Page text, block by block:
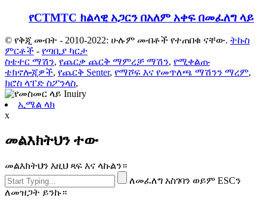
የCTMTC ክልላዊ አጋርን በአለም አቀፍ በመፈለግ ላይ
© የቅጂ መብት - 2010-2022: ሁሉም መብቶች የተጠበቁ ናቸው. ትኩስ
ምርቶች - የጣቢያ ካርታ
ስቴተር ማሽን, የጨርቃ ጨርቅ ማምረቻ ማሽን, የሚቀልጡ
ቴክኖሎጂዎች, የጨርቅ Senter, የማሾፍ እና የመጥለጫ ማሽንን ማረም,
ክሮስ ላፐድ ስፖንላስ,
ኢሜል ላክ
x
መልእክትህን ተው
መልእክትህን እዚህ ጻፍ እና ላኩልን።
ለመፈለግ አስገባን ወይም ESCን
ለመዝጋት ይንኩ።